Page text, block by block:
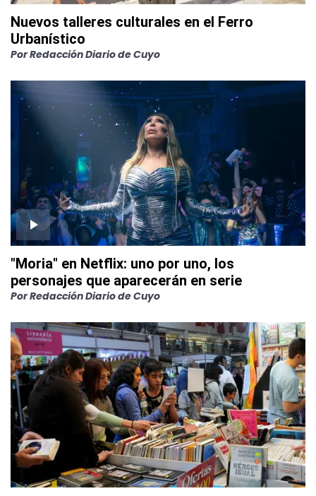
Nuevos talleres culturales en el Ferro
Urbanístico
PorRedacción Diario de Cuyo
"Moria" en Netflix: uno por uno, los
personajes que aparecerán en serie
PorRedacción Diario de Cuyo